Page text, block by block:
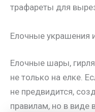
трафареты для
Елочные украшения
Елочные шары,
не только на елке.
не предвидится,
правилам, но в виде